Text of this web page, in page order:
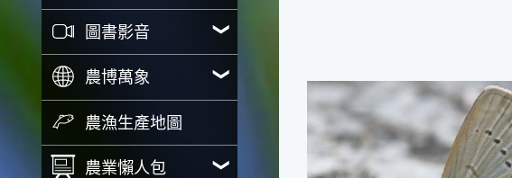
圖書影音
農博萬象
農漁生產地圖
農業懶人包